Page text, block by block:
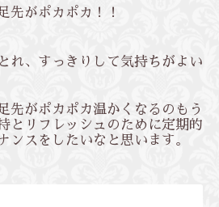
先がポカポカ！！
れ、すっきりして気持ちがよい
先がポカポカ温かくなるのもう
とリフレッシュのために定期的
ンスをしたいなと思います。